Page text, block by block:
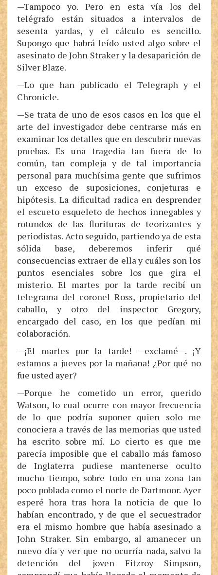
—Tampoco yo. Pero en esta vía los del
telégrafo están situados a intervalos de
sesenta yardas, y el cálculo es sencillo.
Supongo que habrá leído usted algo sobre el
asesinato de John Straker y la desaparición de
Silver Blaze.
—Lo que han publicado el Telegraph y el
Chronicle.
—Se trata de uno de esos casos en los que el
arte del investigador debe centrarse más en
examinar los detalles que en descubrir nuevas
pruebas. Es una tragedia tan fuera de lo
común, tan compleja y de tal importancia
personal para muchísima gente que sufrimos
un exceso de suposiciones, conjeturas e
hipótesis. La dificultad radica en desprender
el escueto esqueleto de hechos innegables y
rotundos de las florituras de teorizantes y
periodistas. Acto seguido, partiendo ya de esta
sólida base, deberemos inferir qué
consecuencias extraer de ella y cuáles son los
puntos esenciales sobre los que gira el
misterio. El martes por la tarde recibí un
telegrama del coronel Ross, propietario del
caballo, y otro del inspector Gregory,
encargado del caso, en los que pedían mi
colaboración.
—¡El martes por la tarde! —exclamé—. ¡Y
estamos a jueves por la mañana! ¿Por qué no
fue usted ayer?
—Porque he cometido un error, querido
Watson, lo cual ocurre con mayor frecuencia
de lo que podría suponer quien solo me
conociera a través de las memorias que usted
ha escrito sobre mí. Lo cierto es que me
parecía imposible que el caballo más famoso
de Inglaterra pudiese mantenerse oculto
mucho tiempo, sobre todo en una zona tan
poco poblada como el norte de Dartmoor. Ayer
esperé hora tras hora la noticia de que lo
habían encontrado, y de que el secuestrador
era el mismo hombre que había asesinado a
John Straker. Sin embargo, al amanecer un
nuevo día y ver que no ocurría nada, salvo la
detención del joven Fitzroy Simpson,